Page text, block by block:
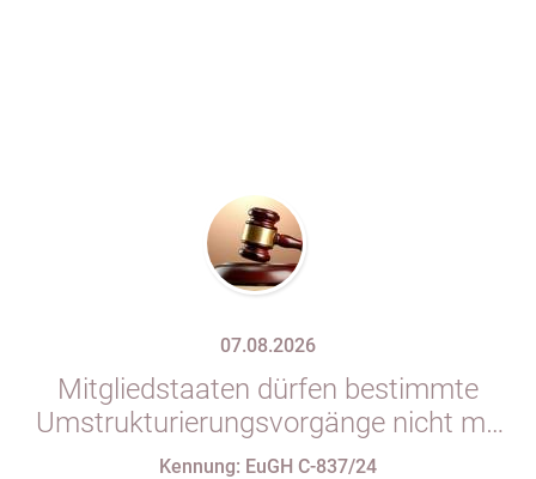
07.08.2026
Mitgliedstaaten dürfen bestimmte
Umstrukturierungsvorgänge nicht mit
indirekten Steuern belasten
Kennung: EuGH C-837/24